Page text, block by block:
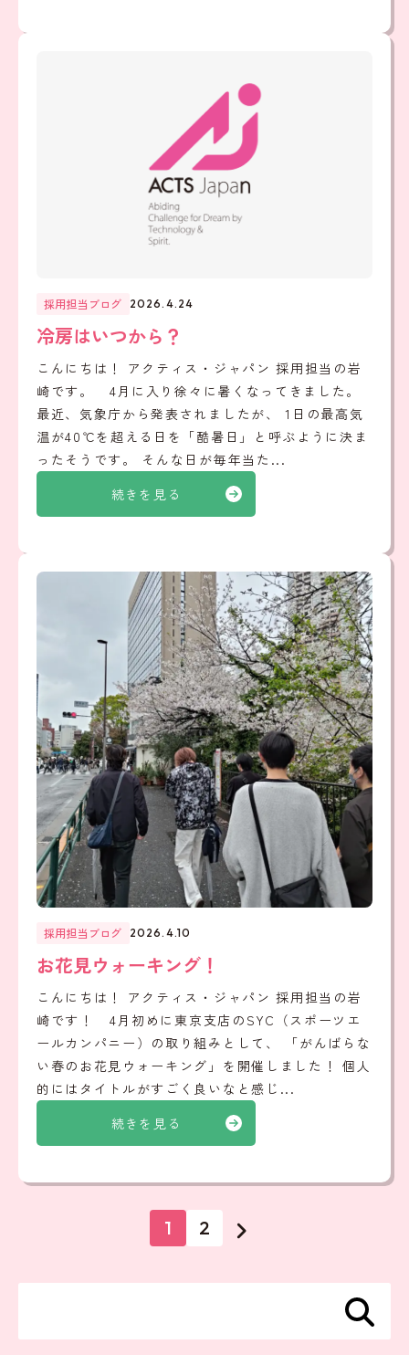
続きを見る
採用担当ブログ 2026.4.24
冷房はいつから？
こんにちは！ アクティス・ジャパン 採用担当の岩
崎です。 4月に入り徐々に暑くなってきました。
最近、気象庁から発表されましたが、 1日の最高気
温が40℃を超える日を「酷暑日」と呼ぶように決ま
ったそうです。 そんな日が毎年当た...
続きを見る
採用担当ブログ 2026.4.10
お花見ウォーキング！
こんにちは！ アクティス・ジャパン 採用担当の岩
崎です！ 4月初めに東京支店のSYC（スポーツエ
ールカンパニー）の取り組みとして、 「がんばらな
い春のお花見ウォーキング」を開催しました！ 個人
的にはタイトルがすごく良いなと感じ...
1 2